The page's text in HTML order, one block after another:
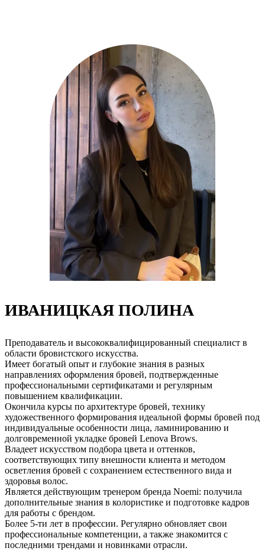
ИВАНИЦКАЯ ПОЛИНА
Преподаватель и высококвалифицированный специалист в
области бровистского искусства.
Имеет богатый опыт и глубокие знания в разных
направлениях оформления бровей, подтвержденные
профессиональными сертификатами и регулярным
повышением квалификации.
Окончила курсы по архитектуре бровей, технику
художественного формирования идеальной формы бровей под
индивидуальные особенности лица, ламинированию и
долговременной укладке бровей Lenova Brows.
Владеет искусством подбора цвета и оттенков,
соответствующих типу внешности клиента и методом
осветления бровей с сохранением естественного вида и
здоровья волос.
Является действующим тренером бренда Noemi: получила
дополнительные знания в колористике и подготовке кадров
для работы с брендом.
Более 5-ти лет в профессии. Регулярно обновляет свои
профессиональные компетенции, а также знакомится с
последними трендами и новинками отрасли.